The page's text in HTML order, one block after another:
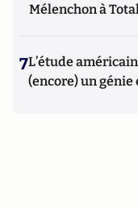
Mélenchon à Total
7L’étude
(encore) un génie